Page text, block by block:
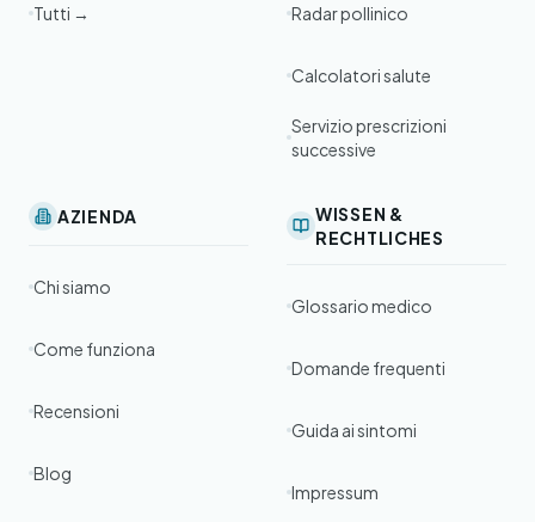
Tutti → Radar pollinico
Calcolatori salute
Servizio prescrizioni
successive
AZIENDA
Chi siamo
Come funziona
Recensioni
Blog
WISSEN &
RECHTLICHES
Glossario medico
Domande frequenti
Guida ai sintomi
Impressum